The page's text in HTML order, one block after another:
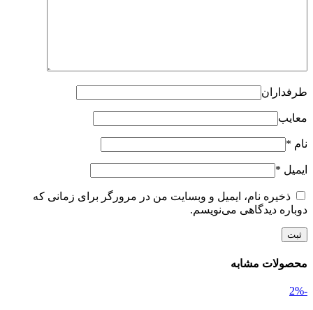
طرفداران
معایب
نام *
ایمیل *
ذخیره نام، ایمیل و وبسایت من در مرورگر برای زمانی که
دوباره دیدگاهی می‌نویسم.
محصولات مشابه
-2%